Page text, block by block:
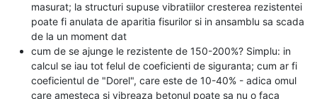
masurat; la structuri supuse vibratiilor cresterea rezistentei
poate fi anulata de aparitia fisurilor si in ansamblu sa scada
de la un moment dat
cum de se ajunge le rezistente de 150-200%? Simplu: in
calcul se iau tot felul de coeficienti de siguranta; cum ar fi
coeficientul de "Dorel", care este de 10-40% - adica omul
care amesteca si vibreaza betonul poate sa nu o faca